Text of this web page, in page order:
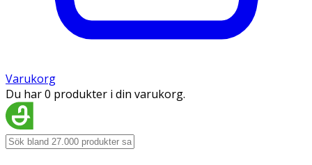
Varukorg
Du har 0 produkter i din varukorg.